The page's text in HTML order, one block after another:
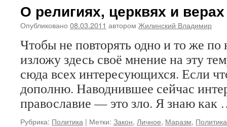
О религиях, церквях и верах
Опубликовано 08.03.2011 автором Жилинский Владимир
Чтобы не повторять одно и то же по
изложу здесь своё мнение на эту
сюда всех интересующихся. Если
дополню. Наводнившее сейчас
православие — это зло. Я знаю
Рубрика: Политика | Метки: Закон, Личное, Маразм, Политика